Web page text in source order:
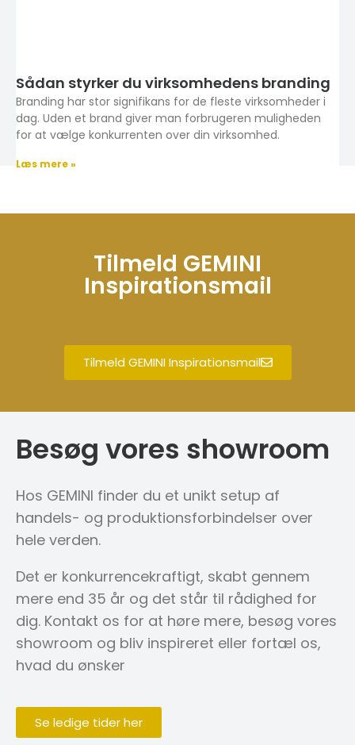
Sådan styrker du virksomhedens branding
Branding har stor signifikans for de fleste virksomheder i
dag. Uden et brand giver man forbrugeren muligheden
for at vælge konkurrenten over din virksomhed.
Læs mere »
Tilmeld GEMINI
Inspirationsmail
Tilmeld GEMINI Inspirationsmail
Besøg vores showroom
Hos GEMINI finder du et unikt setup af
handels- og produktionsforbindelser over
hele verden.
Det er konkurrencekraftigt, skabt gennem
mere end 35 år og det står til rådighed for
dig. Kontakt os for at høre mere, besøg vores
showroom og bliv inspireret eller fortæl os,
hvad du ønsker
Se ledige tider her